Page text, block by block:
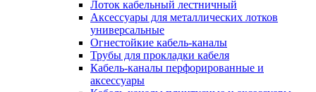
Лоток кабельный лестничный
Аксессуары для металлических лотков
универсальные
Огнестойкие кабель-каналы
Трубы для прокладки кабеля
Кабель-каналы перфорированные и
аксессуары